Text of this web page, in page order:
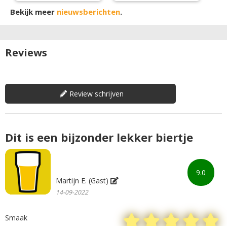
Bekijk meer nieuwsberichten.
Reviews
Review schrijven
9.0
Dit is een bijzonder lekker biertje
Martijn E. (Gast)
14-09-2022
Smaak